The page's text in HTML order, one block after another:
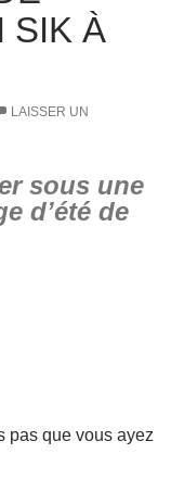
SIK À
LAISSER UN
sous une
d’été de
pas que vous ayez